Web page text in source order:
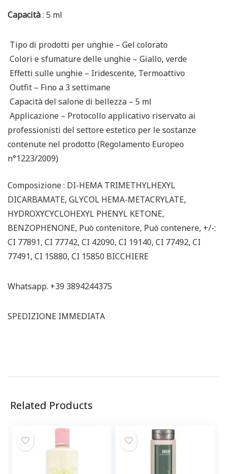
Capacità: 5 ml
Tipo di prodotti per unghie – Gel colorato
Colori e sfumature delle unghie – Giallo, verde
Effetti sulle unghie – Iridescente, Termoattivo
Outfit – Fino a 3 settimane
Capacità del salone di bellezza – 5 ml
Applicazione – Protocollo applicativo riservato ai
professionisti del settore estetico per le sostanze
contenute nel prodotto (Regolamento Europeo
n°1223/2009)
Composizione: DI-HEMA TRIMETHYLHEXYL
DICARBAMATE, GLYCOL HEMA-METACRYLATE,
HYDROXYCYCLOHEXYL PHENYL KETONE,
BENZOPHENONE, Può contenitore, Può contenere, +/-:
CI 77891, CI 77742, CI 42090, CI 19140, CI 77492, CI
77491, CI 15880, CI 15850 BICCHIERE
Whatsapp. +39 3894244375
SPEDIZIONE IMMEDIATA
Related Products